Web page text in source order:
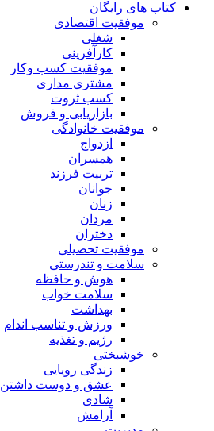
کتاب های رایگان
موفقیت اقتصادی
شغلی
کارآفرینی
موفقیت کسب وکار
مشتری مداری
کسب ثروت
بازاریابی و فروش
موفقیت خانوادگی
ازدواج
همسران
تربیت فرزند
جوانان
زنان
مردان
دختران
موفقیت تحصیلی
سلامت و تندرستی
هوش و حافظه
سلامت خواب
بهداشت
ورزش و تناسب اندام
رژیم و تغذیه
خوشبختی
زندگی رویایی
عشق و دوست داشتن
شادی
آرامش